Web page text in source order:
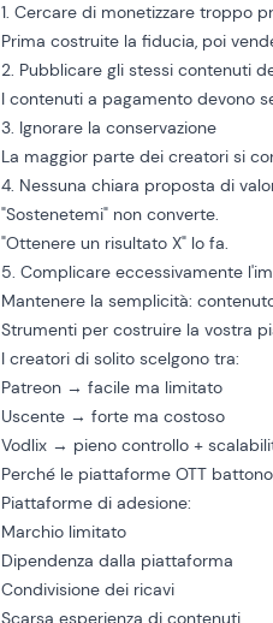
1. Cercare di monetizzare troppo
Prima costruite la fiducia, poi
2. Pubblicare gli stessi contenuti
I contenuti a pagamento devono
3. Ignorare la conservazione
La maggior parte dei creatori si
4. Nessuna chiara proposta di
"Sostenetemi" non converte.
"Ottenere un risultato X" lo fa.
5. Complicare eccessivamente
Mantenere la semplicità:
Strumenti per costruire la vostra
I creatori di solito scelgono tra:
Patreon → facile ma limitato
Uscente → forte ma costoso
Vodlix → pieno controllo +
Perché le piattaforme OTT
Piattaforme di adesione:
Marchio limitato
Dipendenza dalla piattaforma
Condivisione dei ricavi
Scarsa esperienza di contenuti